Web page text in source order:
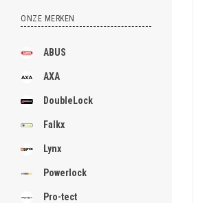
ONZE MERKEN
ABUS
AXA
DoubleLock
Falkx
Lynx
Powerlock
Pro-tect